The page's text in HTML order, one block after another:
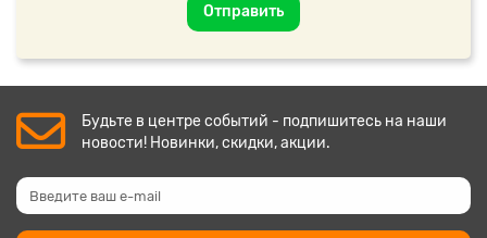
Отправить
Будьте в центре событий - подпишитесь на наши
новости! Новинки, скидки, акции.